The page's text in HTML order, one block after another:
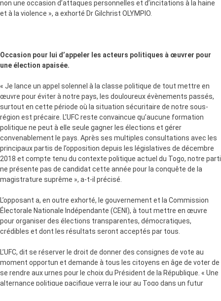
non une occasion d’attaques personnelles et d’incitations à la haine
et à la violence », a exhorté Dr Gilchrist OLYMPIO.
Occasion pour lui d’appeler les acteurs politiques à œuvrer pour
une élection apaisée.
« Je lance un appel solennel à la classe politique de tout mettre en
œuvre pour éviter à notre pays, les douloureux évènements passés,
surtout en cette période où la situation sécuritaire de notre sous-
région est précaire. L’UFC reste convaincue qu’aucune formation
politique ne peut à elle seule gagner les élections et gérer
convenablement le pays. Après ses multiples consultations avec les
principaux partis de l’opposition depuis les législatives de décembre
2018 et compte tenu du contexte politique actuel du Togo, notre parti
ne présente pas de candidat cette année pour la conquête de la
magistrature suprême », a-t-il précisé.
L’opposant a, en outre exhorté, le gouvernement et la Commission
Électorale Nationale Indépendante (CENI), à tout mettre en œuvre
pour organiser des élections transparentes, démocratiques,
crédibles et dont les résultats seront acceptés par tous.
L’UFC, dit se réserver le droit de donner des consignes de vote au
moment opportun et demande à tous les citoyens en âge de voter de
se rendre aux urnes pour le choix du Président de la République. « Une
alternance politique pacifique verra le jour au Togo dans un futur